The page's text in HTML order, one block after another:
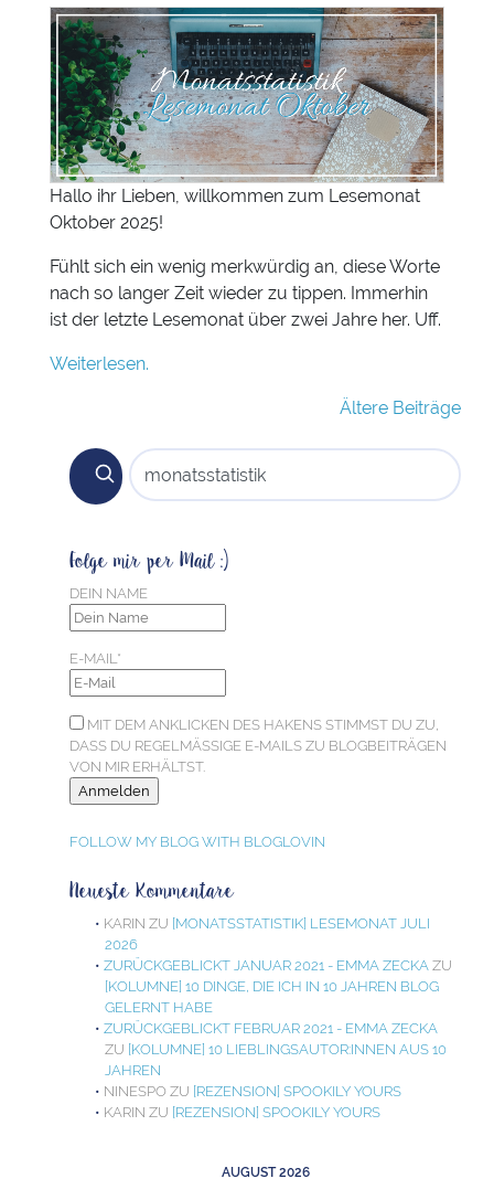
Hallo ihr Lieben, willkommen zum Lesemonat
Oktober 2025!
Fühlt sich ein wenig merkwürdig an, diese Worte
nach so langer Zeit wieder zu tippen. Immerhin
ist der letzte Lesemonat über zwei Jahre her. Uff.
Weiterlesen.
Ältere Beiträge
SUCHEN NACH:
Folge mir per Mail :)
DEIN NAME
E-MAIL*
MIT DEM ANKLICKEN DES HAKENS STIMMST DU ZU,
DASS DU REGELMÄSSIGE E-MAILS ZU BLOGBEITRÄGEN V
ON MIR ERHÄLTST.
FOLLOW MY BLOG WITH BLOGLOVIN
Neueste Kommentare
KARIN ZU [MONATSSTATISTIK] LESEMONAT JULI
2026
ZURÜCKGEBLICKT JANUAR 2021 - EMMA ZECKA ZU
[KOLUMNE] 10 DINGE, DIE ICH IN 10 JAHREN BLOG
GELERNT HABE
ZURÜCKGEBLICKT FEBRUAR 2021 - EMMA ZECKA
ZU [KOLUMNE] 10 LIEBLINGSAUTOR:INNEN AUS 10
JAHREN
NINESPO ZU [REZENSION] SPOOKILY YOURS
KARIN ZU [REZENSION] SPOOKILY YOURS
AUGUST 2026